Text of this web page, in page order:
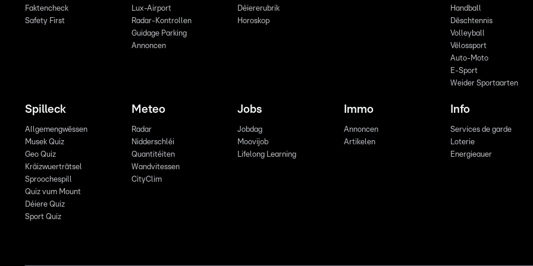
Faktencheck
Safety First
Lux-Airport
Radar-Kontrollen
Guidage Parking
Annoncen
Déiererubrik
Horoskop
Handball
Dëschtennis
Volleyball
Vëlossport
Auto-Moto
E-Sport
Weider Sportaarten
Spilleck
Allgemengwëssen
Musek Quiz
Geo Quiz
Kräizwuerträtsel
Sproochespill
Quiz vum Mount
Déiere Quiz
Sport Quiz
Meteo
Radar
Nidderschléi
Quantitéiten
Wandvitessen
CityClim
Jobs
Jobdag
Moovijob
Lifelong Learning
Immo
Annoncen
Artikelen
Info
Services de garde
Loterie
Energieauer